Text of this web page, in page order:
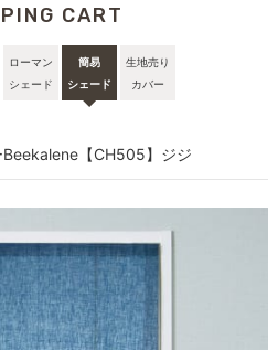
CART
ローマン
シェード
簡易
シェード
生地売り
カバー
Beekalene【CH505】ジジ